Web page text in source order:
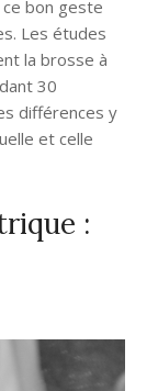
bon geste
Les études
la brosse à
30
différences y
et celle
: